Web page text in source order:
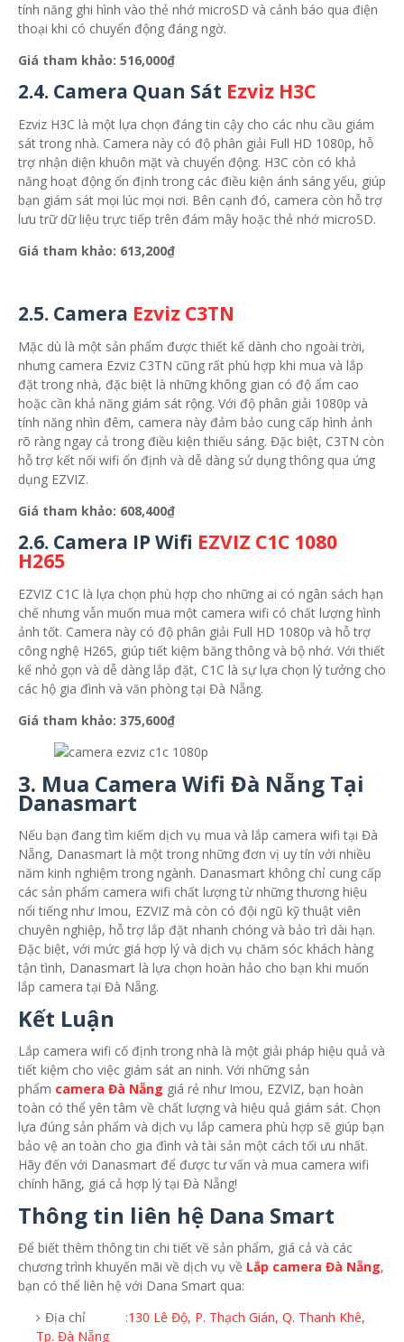
tính năng ghi hình vào thẻ nhớ microSD và cảnh báo qua điện
thoại khi có chuyển động đáng ngờ.
Giá tham khảo: 516,000₫
2.4. Camera Quan Sát Ezviz H3C
Ezviz H3C là một lựa chọn đáng tin cậy cho các nhu cầu giám
sát trong nhà. Camera này có độ phân giải Full HD 1080p, hỗ
trợ nhận diện khuôn mặt và chuyển động. H3C còn có khả
năng hoạt động ổn định trong các điều kiện ánh sáng yếu, giúp
bạn giám sát mọi lúc mọi nơi. Bên cạnh đó, camera còn hỗ trợ
lưu trữ dữ liệu trực tiếp trên đám mây hoặc thẻ nhớ microSD.
Giá tham khảo: 613,200₫
2.5. Camera Ezviz C3TN
Mặc dù là một sản phẩm được thiết kế dành cho ngoài trời,
nhưng camera Ezviz C3TN cũng rất phù hợp khi mua và lắp
đặt trong nhà, đặc biệt là những không gian có độ ẩm cao
hoặc cần khả năng giám sát rộng. Với độ phân giải 1080p và
tính năng nhìn đêm, camera này đảm bảo cung cấp hình ảnh
rõ ràng ngay cả trong điều kiện thiếu sáng. Đặc biệt, C3TN còn
hỗ trợ kết nối wifi ổn định và dễ dàng sử dụng thông qua ứng
dụng EZVIZ.
Giá tham khảo: 608,400₫
2.6. Camera IP Wifi EZVIZ C1C 1080
H265
EZVIZ C1C là lựa chọn phù hợp cho những ai có ngân sách hạn
chế nhưng vẫn muốn mua một camera wifi có chất lượng hình
ảnh tốt. Camera này có độ phân giải Full HD 1080p và hỗ trợ
công nghệ H265, giúp tiết kiệm băng thông và bộ nhớ. Với thiết
kế nhỏ gọn và dễ dàng lắp đặt, C1C là sự lựa chọn lý tưởng cho
các hộ gia đình và văn phòng tại Đà Nẵng.
Giá tham khảo: 375,600₫
3. Mua Camera Wifi Đà Nẵng Tại
Danasmart
Nếu bạn đang tìm kiếm dịch vụ mua và lắp camera wifi tại Đà
Nẵng, Danasmart là một trong những đơn vị uy tín với nhiều
năm kinh nghiệm trong ngành. Danasmart không chỉ cung cấp
các sản phẩm camera wifi chất lượng từ những thương hiệu
nổi tiếng như Imou, EZVIZ mà còn có đội ngũ kỹ thuật viên
chuyên nghiệp, hỗ trợ lắp đặt nhanh chóng và bảo trì dài hạn.
Đặc biệt, với mức giá hợp lý và dịch vụ chăm sóc khách hàng
tận tình, Danasmart là lựa chọn hoàn hảo cho bạn khi muốn
lắp camera tại Đà Nẵng.
Kết Luận
Lắp camera wifi cố định trong nhà là một giải pháp hiệu quả và
tiết kiệm cho việc giám sát an ninh. Với những sản
phẩm camera Đà Nẵng giá rẻ như Imou, EZVIZ, bạn hoàn
toàn có thể yên tâm về chất lượng và hiệu quả giám sát. Chọn
lựa đúng sản phẩm và dịch vụ lắp camera phù hợp sẽ giúp bạn
bảo vệ an toàn cho gia đình và tài sản một cách tối ưu nhất.
Hãy đến với Danasmart để được tư vấn và mua camera wifi
chính hãng, giá cả hợp lý tại Đà Nẵng!
Thông tin liên hệ Dana Smart
Để biết thêm thông tin chi tiết về sản phẩm, giá cả và các
chương trình khuyến mãi về dịch vụ về Lắp camera Đà Nẵng,
bạn có thể liên hệ với Dana Smart qua:
Địa chỉ :130 Lê Độ, P. Thạch Gián, Q. Thanh Khê,
Tp. Đà Nẵng